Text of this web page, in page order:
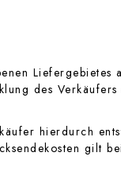
Liefergebietes
des
hierdurch
gilt